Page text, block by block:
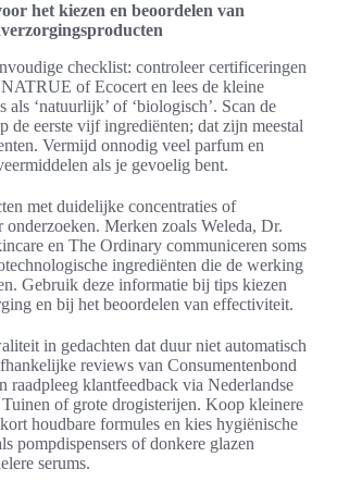
het kiezen en beoordelen van
checklist: controleer certificeringen
of Ecocert en lees de kleine
als ‘natuurlijk’ of ‘biologisch’. Scan de
de eerste vijf ingrediënten; dat zijn meestal
Vermijd onnodig veel parfum en
als je gevoelig bent.
met duidelijke concentraties of
Merken zoals Weleda, Dr.
en The Ordinary communiceren soms
ingrediënten die de werking
Gebruik deze informatie bij tips kiezen
en bij het beoordelen van effectiviteit.
in gedachten dat duur niet automatisch
reviews van Consumentenbond
raadpleeg klantfeedback via Nederlandse
of grote drogisterijen. Koop kleinere
houdbare formules en kies hygiënische
pompdispensers of donkere glazen
serums.